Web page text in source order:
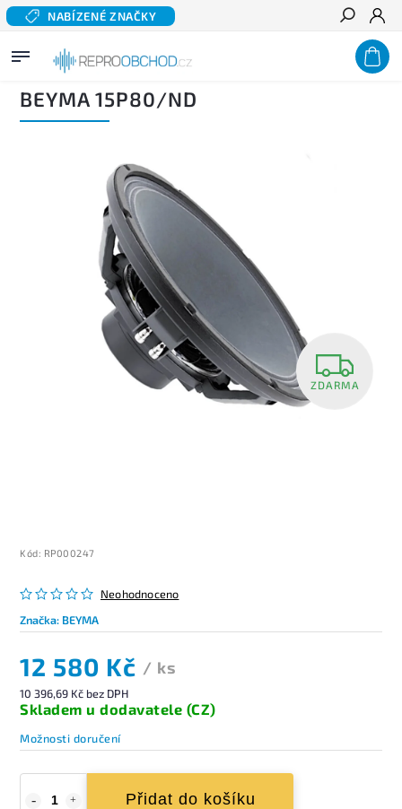
NABÍZENÉ ZNAČKY
Hledat
Domů/ Profi audio/Reproduktory PA/ Přímovyzařující PA reproduktory
Basové a
středobasové PA reproduktory
/ BEYMA 15P80/Nd
BEYMA 15P80/ND
ZDARMA
Kód: RP000247
Neohodnoceno
Značka: BEYMA
12 580 Kč / ks
10 396,69 Kč bez DPH
Skladem u dodavatele (CZ)
Možnosti doručení
Přidat do košíku